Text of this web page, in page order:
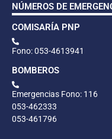
NÚMEROS DE
COMISARÍA PNP
Fono: 053-4613941
BOMBEROS
Emergencias Fono: 116
053-462333
053-461796